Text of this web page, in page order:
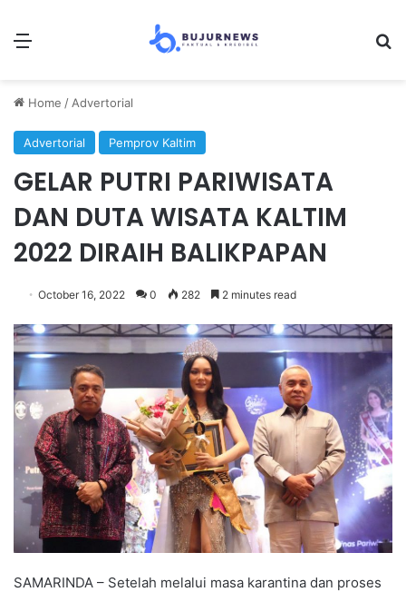
Home / Advertorial
Advertorial Pemprov Kaltim
GELAR PUTRI PARIWISATA
DAN DUTA WISATA KALTIM
2022 DIRAIH BALIKPAPAN
October 16, 2022 0 282 2 minutes read
SAMARINDA – Setelah melalui masa karantina dan proses